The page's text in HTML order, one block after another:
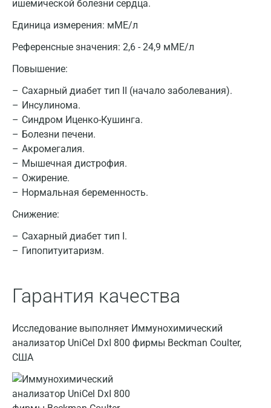
ишемической болезни сердца.
Единица измерения: мМЕ/л
Референсные значения: 2,6 - 24,9 мМЕ/л
Повышение:
Сахарный диабет тип II (начало заболевания).
Инсулинома.
Синдром Иценко-Кушинга.
Болезни печени.
Акромегалия.
Мышечная дистрофия.
Ожирение.
Нормальная беременность.
Снижение:
Сахарный диабет тип I.
Гипопитуитаризм.
Гарантия качества
Исследование выполняет Иммунохимический
анализатор UniCel DxI 800 фирмы Beckman Coulter,
США
Санкт-Петербург
Нижний Новгород
Казань
Альметьевск
Астрахань
Барнаул
Великий Новгород
Владимир